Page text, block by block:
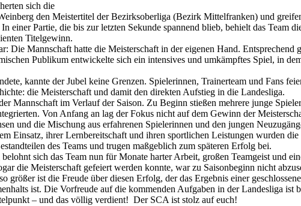
sich die
den Meistertitel der Bezirksoberliga (Bezirk Mittelfranken) und
einer Partie, die bis zur letzten Sekunde spannend blieb, behielt das Team
Titelgewinn.
Die Mannschaft hatte die Meisterschaft in der eigenen Hand. Entsprechend
Publikum entwickelte sich ein intensives und umkämpftes Spiel, in
kannte der Jubel keine Grenzen. Spielerinnen, Trainerteam und Fans
die Meisterschaft und damit den direkten Aufstieg in die Landesliga.
Mannschaft im Verlauf der Saison. Zu Beginn stießen mehrere junge
Von Anfang an lag der Fokus nicht auf dem Gewinn der
und die Mischung aus erfahrenen Spielerinnen und den jungen
Einsatz, ihrer Lernbereitschaft und ihren sportlichen Leistungen wurden die
des Teams und trugen maßgeblich zum späteren Erfolg bei.
sich das Team nun für Monate harter Arbeit, großen Teamgeist und
die Meisterschaft gefeiert werden konnte, war zu Saisonbeginn nicht
größer ist die Freude über diesen Erfolg, der das Ergebnis einer
ist. Die Vorfreude auf die kommenden Aufgaben in der Landesliga ist
– und das völlig verdient! Der SCA ist stolz auf euch!